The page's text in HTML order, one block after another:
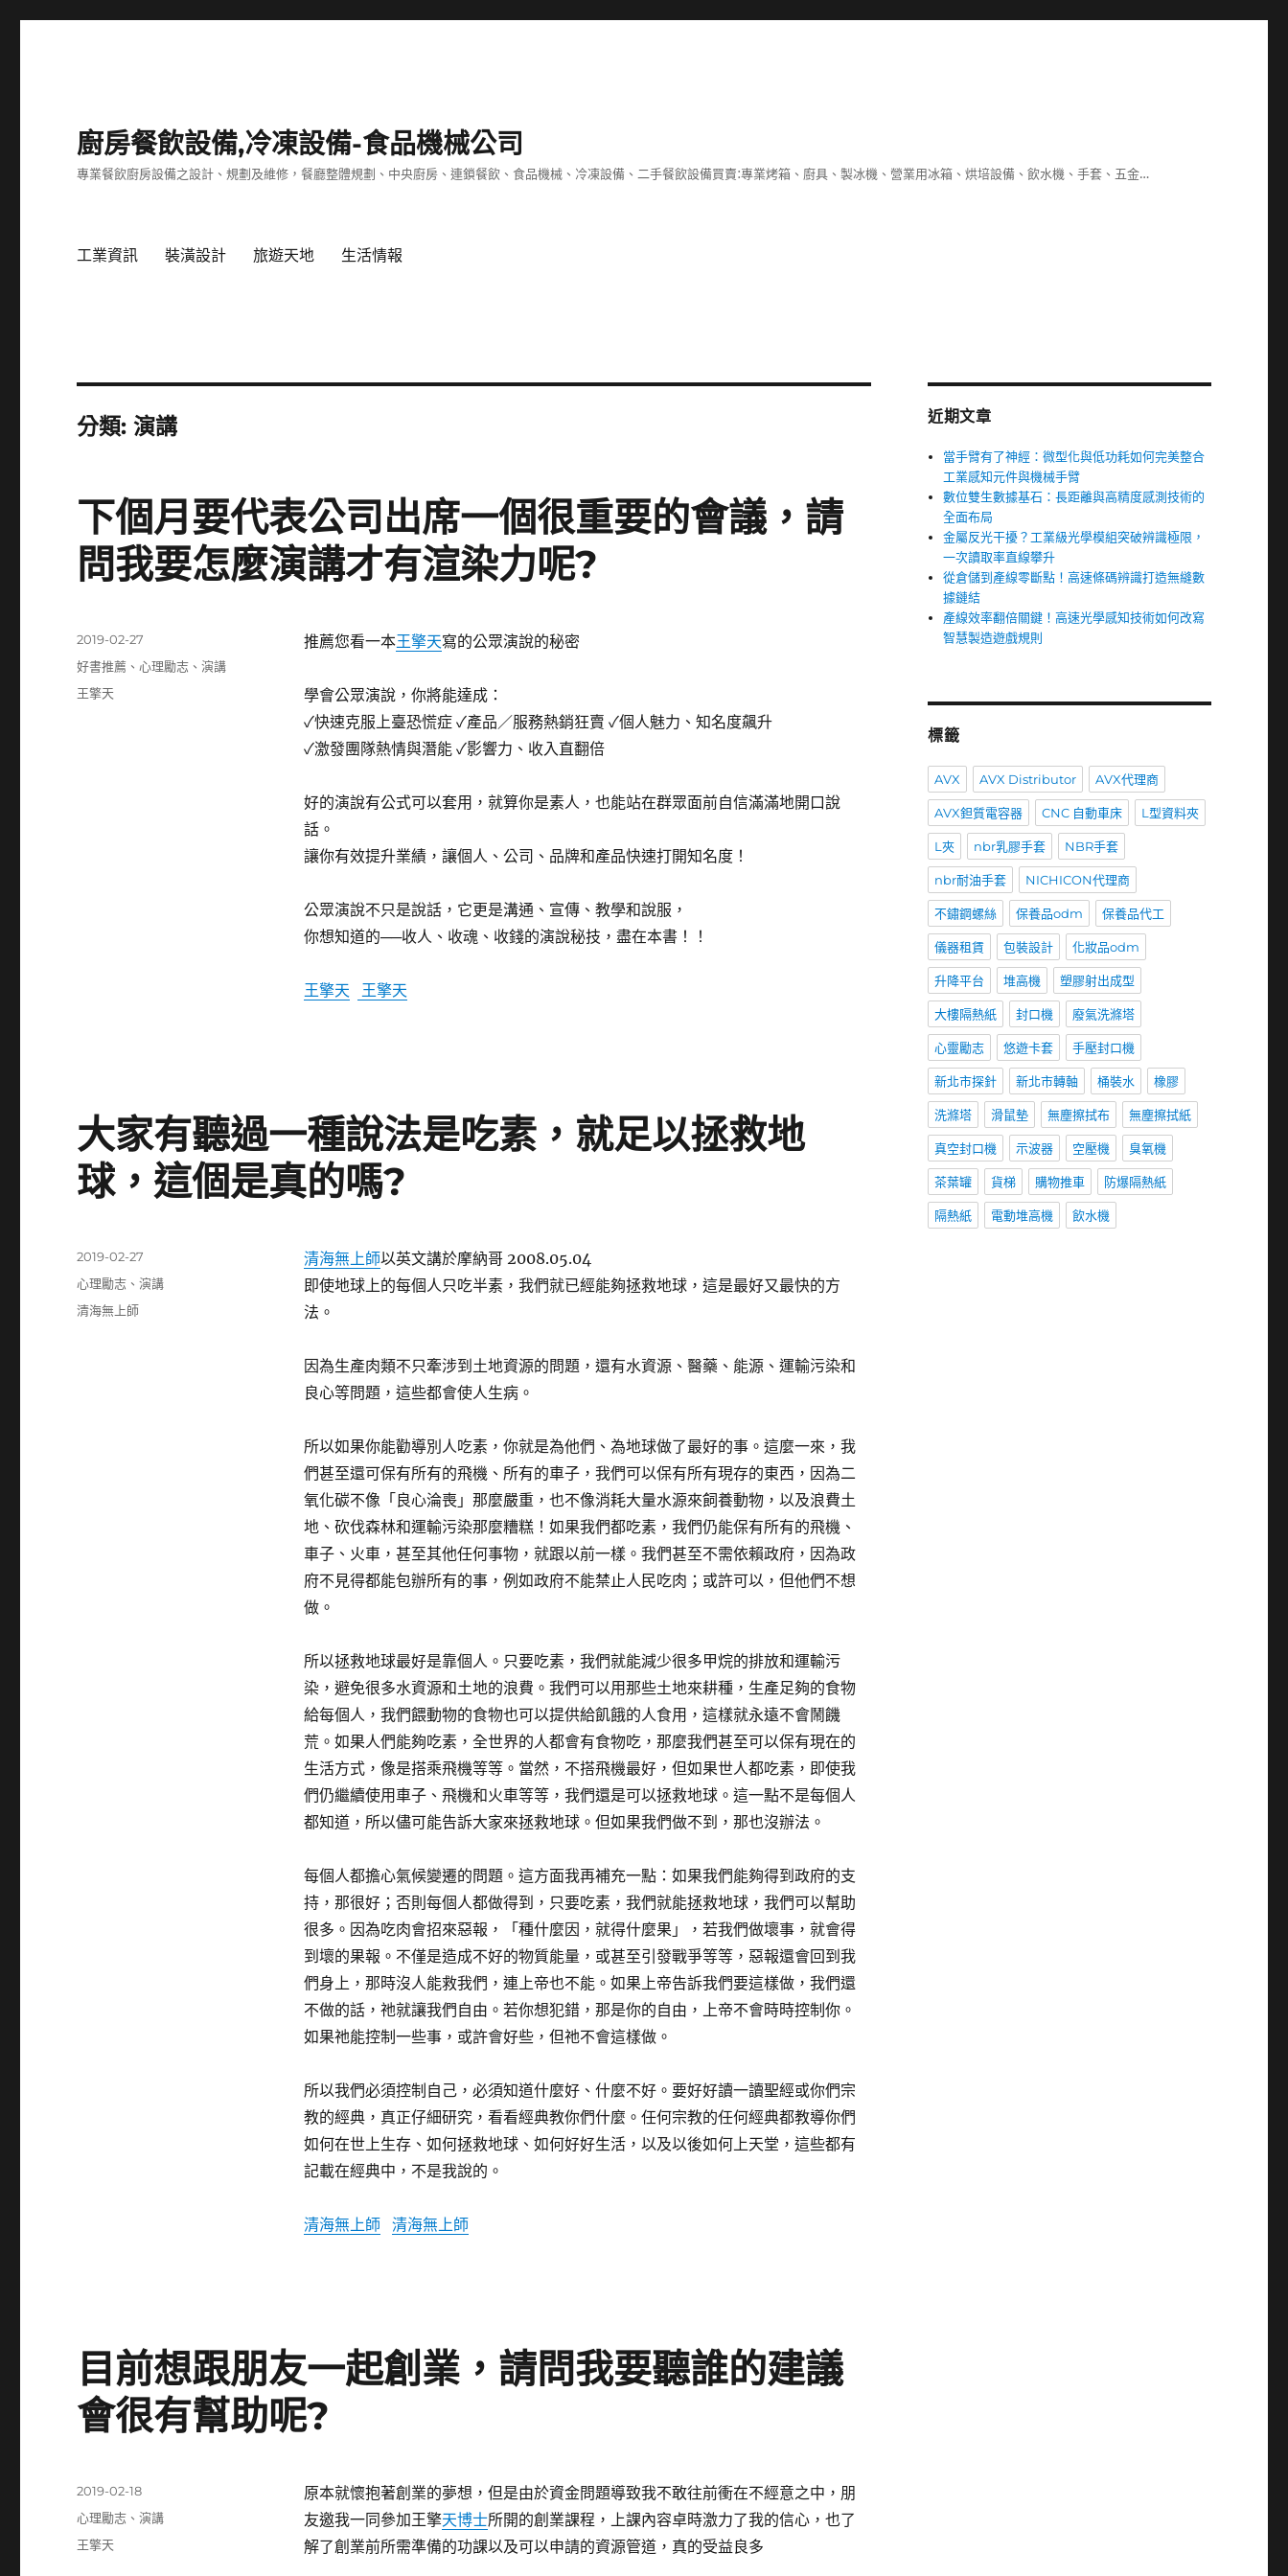
廚房餐飲設備,冷凍設備-食品機械公司
專業餐飲廚房設備之設計、規劃及維修，餐廳整體規劃、中央廚房、連鎖餐飲、食品機械、冷凍設備、二手餐飲設備買賣:專業烤箱、廚具、製冰機、營業用冰箱、烘培設備、飲水機、手套、五金…
工業資訊 裝潢設計 旅遊天地 生活情報
分類:演講
下個月要代表公司出席一個很重要的會議，請
問我要怎麼演講才有渲染力呢?
推薦您看一本王擎天寫的公眾演說的秘密
學會公眾演說，你將能達成：
✓快速克服上臺恐慌症 ✓產品／服務熱銷狂賣 ✓個人魅力、知名度飆升
✓激發團隊熱情與潛能 ✓影響力、收入直翻倍
好的演說有公式可以套用，就算你是素人，也能站在群眾面前自信滿滿地開口說
話。
讓你有效提升業績，讓個人、公司、品牌和產品快速打開知名度！
公眾演說不只是說話，它更是溝通、宣傳、教學和說服，
你想知道的──收人、收魂、收錢的演說秘技，盡在本書！！
王擎天 王擎天
發
佈
期:
2019-02-27
分
類
好書推薦 、 心理勵志 、演講
標
王擎天
大家有聽過一種說法是吃素，就足以拯救地
球，這個是真的嗎?
清海無上師以英文講於摩納哥 2008.05.04
即使地球上的每個人只吃半素，我們就已經能夠拯救地球，這是最好又最快的方
法。
因為生產肉類不只牽涉到土地資源的問題，還有水資源、醫藥、能源、運輸污染和
良心等問題，這些都會使人生病。
所以如果你能勸導別人吃素，你就是為他們、為地球做了最好的事。這麼一來，我
們甚至還可保有所有的飛機、所有的車子，我們可以保有所有現存的東西，因為二
氧化碳不像「良心淪喪」那麼嚴重，也不像消耗大量水源來飼養動物，以及浪費土
地、砍伐森林和運輸污染那麼糟糕！如果我們都吃素，我們仍能保有所有的飛機、
車子、火車，甚至其他任何事物，就跟以前一樣。我們甚至不需依賴政府，因為政
府不見得都能包辦所有的事，例如政府不能禁止人民吃肉；或許可以，但他們不想
做。
所以拯救地球最好是靠個人。只要吃素，我們就能減少很多甲烷的排放和運輸污
染，避免很多水資源和土地的浪費。我們可以用那些土地來耕種，生產足夠的食物
給每個人，我們餵動物的食物也可以提供給飢餓的人食用，這樣就永遠不會鬧饑
荒。如果人們能夠吃素，全世界的人都會有食物吃，那麼我們甚至可以保有現在的
生活方式，像是搭乘飛機等等。當然，不搭飛機最好，但如果世人都吃素，即使我
們仍繼續使用車子、飛機和火車等等，我們還是可以拯救地球。這一點不是每個人
都知道，所以儘可能告訴大家來拯救地球。但如果我們做不到，那也沒辦法。
每個人都擔心氣候變遷的問題。這方面我再補充一點：如果我們能夠得到政府的支
持，那很好；否則每個人都做得到，只要吃素，我們就能拯救地球，我們可以幫助
很多。因為吃肉會招來惡報，「種什麼因，就得什麼果」，若我們做壞事，就會得
到壞的果報。不僅是造成不好的物質能量，或甚至引發戰爭等等，惡報還會回到我
們身上，那時沒人能救我們，連上帝也不能。如果上帝告訴我們要這樣做，我們還
不做的話，祂就讓我們自由。若你想犯錯，那是你的自由，上帝不會時時控制你。
如果祂能控制一些事，或許會好些，但祂不會這樣做。
所以我們必須控制自己，必須知道什麼好、什麼不好。要好好讀一讀聖經或你們宗
教的經典，真正仔細研究，看看經典教你們什麼。任何宗教的任何經典都教導你們
如何在世上生存、如何拯救地球、如何好好生活，以及以後如何上天堂，這些都有
記載在經典中，不是我說的。
清海無上師 清海無上師
發
佈
期:
2019-02-27
分
類
心理勵志 、演講
標
清海無上師
目前想跟朋友一起創業，請問我要聽誰的建議
會很有幫助呢?
原本就懷抱著創業的夢想，但是由於資金問題導致我不敢往前衝在不經意之中，朋
友邀我一同參加王擎天博士所開的創業課程，上課內容卓時激力了我的信心，也了
解了創業前所需準備的功課以及可以申請的資源管道，真的受益良多
發
佈
期:
2019-02-18
分
類
心理勵志 、演講
標
王擎天
近期文章
當手臂有了神經：微型化與低功耗如何完美整合
工業感知元件與機械手臂
數位雙生數據基石：長距離與高精度感測技術的
全面布局
金屬反光干擾？工業級光學模組突破辨識極限，
一次讀取率直線攀升
從倉儲到產線零斷點！高速條碼辨識打造無縫數
據鏈結
產線效率翻倍關鍵！高速光學感知技術如何改寫
智慧製造遊戲規則
標籤
AVX AVX Distributor AVX代理商
AVX鉭質電容器 CNC 自動車床 L型資料夾
L夾 nbr乳膠手套 NBR手套
nbr耐油手套 NICHICON代理商
不鏽鋼螺絲 保養品odm 保養品代工
儀器租賃 包裝設計 化妝品odm
升降平台 堆高機 塑膠射出成型
大樓隔熱紙 封口機 廢氣洗滌塔
心靈勵志 悠遊卡套 手壓封口機
新北市探針 新北市轉軸 桶裝水 橡膠
洗滌塔 滑鼠墊 無塵擦拭布 無塵擦拭紙
真空封口機 示波器 空壓機 臭氧機
茶葉罐 貨梯 購物推車 防爆隔熱紙
隔熱紙 電動堆高機 飲水機